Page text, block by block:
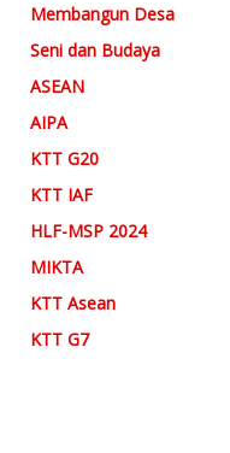
Membangun Desa
Seni dan Budaya
ASEAN
AIPA
KTT G20
KTT IAF
HLF-MSP 2024
MIKTA
KTT Asean
KTT G7